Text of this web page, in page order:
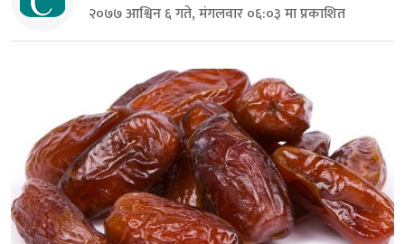
२०७७ आश्विन ६ गते, मंगलवार ०६:०३ मा प्रकाशित